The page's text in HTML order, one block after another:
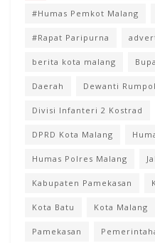
#Humas Pemkot Malang
#Rapat Paripurna
berita kota malang
Daerah Dewanti
Divisi Infanteri 2 Kostrad
DPRD Kota Malang
Humas Polres Malang
Kabupaten Pamekasan
Kota Batu Kota Malang
Pamekasan